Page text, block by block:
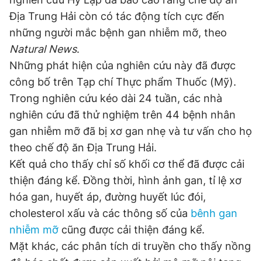
Theo dõi báo trên
Hotline
0906 645 777
Liên hệ quảng cáo
0908 780 404
Đặt báo Quảng cáo RSS Tòa soạn Chính sách bảo
Tổng biên tập: Nguyễn Ngọc Toàn
Phó tổng biên tập thường trực: Hải Thành
Phó tổng biên tập: Lâm Hiếu Dũng
Phó tổng biên tập: Trần Việt Hưng
Tổng thư ký tòa soạn: Đức Trung
Giấy phép xuất bản số 110/GP - BTTTT cấp ngày 24.3.2020
© 2003-2026 Bản quyền thuộc về Báo Thanh Niên. Cấm sao
chép dưới mọi hình thức nếu không có sự chấp thuận bằng văn
bản. Phát triển bởi ePi Technologies, JSC.
Địa Trung Hải còn có tác động tích cực đến
những người mắc bệnh gan nhiễm mỡ, theo
Natural News.
Những phát hiện của nghiên cứu này đã được
công bố trên Tạp chí Thực phẩm Thuốc (Mỹ).
Trong nghiên cứu kéo dài 24 tuần, các nhà
nghiên cứu đã thử nghiệm trên 44 bệnh nhân
gan nhiễm mỡ đã bị xơ gan nhẹ và tư vấn cho họ
theo chế độ ăn Địa Trung Hải.
Kết quả cho thấy chỉ số khối cơ thể đã được cải
thiện đáng kể. Đồng thời, hình ảnh gan, tỉ lệ xơ
hóa gan, huyết áp, đường huyết lúc đói,
cholesterol xấu và các thông số của bênh gan
nhiễm mỡ cũng được cải thiện đáng kể.
Mặt khác, các phân tích di truyền cho thấy nồng